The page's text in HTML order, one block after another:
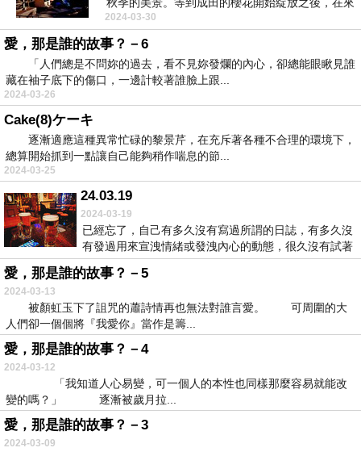
一起把山形的...
2024-03-30
愛，那是誰的故事？－6
「人們總是不問妳的過去，看不見妳發爛的內心，卻總能眼瞅見誰
藏在袖子底下的傷口，一邊計較著誰臉上跟...
2024-03-26
Cake(8)ケーキ
逐漸適應這種異常忙碌的黎景芹，在充斥著各種不合理的環境下，
總算開始抓到一點讓自己能夠稍作喘息的節...
2024-03-25
24.03.19
2024-03-19
已經忘了，自己有多久沒有寫過所謂的日誌，有多久沒
有發過用來宣洩情緒或發洩內心的動態，很久沒有試著
和誰...
愛，那是誰的故事？－5
2024-03-13
被顏虹玉下了詛咒的蕭詩情再也無法對誰言愛。 可周圍的大
人們卻一個個將『我愛你』當作是籌...
愛，那是誰的故事？－4
2024-03-12
「我知道人心易變，可一個人的本性也同樣那麼容易就能改
變的嗎？」 逐漸被歲月拉...
愛，那是誰的故事？－3
2024-03-09